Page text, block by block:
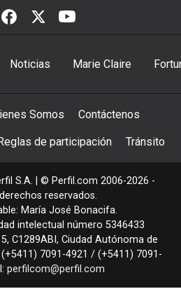
Noticias Marie Claire
Somos Contáctenos
de participación Tránsito
S.A. | © Perfil.com 2006-2026 -
reservados.
María José Bonacifa.
intelectual número 5346433
, C1289ABI , Ciudad Autónoma de
(+5411) 7091-4921 / (+5411) 7091-
perfilcom@perfil.com